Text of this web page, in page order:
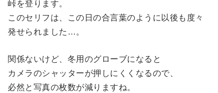
峠を登ります。
このセリフは、この日の合言葉のように以後も度々
発せられました…。
関係ないけど、冬用のグローブになると
カメラのシャッターが押しにくくなるので、
必然と写真の枚数が減りますね。